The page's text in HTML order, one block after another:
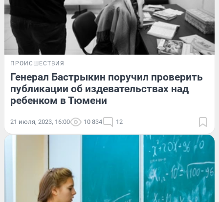
ПРОИСШЕСТВИЯ
Генерал Бастрыкин поручил проверить
публикации об издевательствах над
ребенком в Тюмени
21 июля, 2023, 16:00 10 834 12